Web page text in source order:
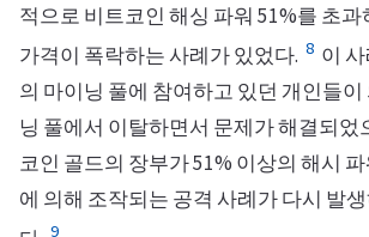
적으로 비트코인 해싱 파워 51%를 초
가격이 폭락하는 사례가 있었다. 8 이
의 마이닝 풀에 참여하고 있던 개인들
닝 풀에서 이탈하면서 문제가 해결되었
코인 골드의 장부가 51% 이상의 해시
에 의해 조작되는 공격 사례가 다시 발
9